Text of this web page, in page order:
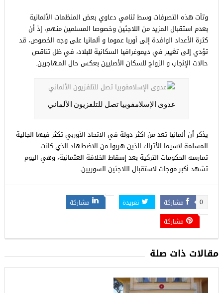
وتأت هذه التصرفات وسط تنامي دعاوي بعض المنظمات الألمانية
بعدم استقبال المزيد من اللاجئين وخصوصا المسلمين منهم، إذ أن
كثرة اﻷعداد الوافدة إلى أوربا عموما و ألمانيا على وجه الخصوص، قد
تؤدي إلى تغيير في ديموغرافيا السكانية للبلاد، في ظل تناقص
حالات الإنجاب و الزواج للسكان الأصليين بعكس حال المهاجرين.
عدوى الإسلامفوبيا تصل للتلفزيون الألماني
يذكر أن ألمانيا تعد من اكثر دولة في الاتحاد الأوربي تكثر فيها الجالية
المسلمة لاسيما الأتراك الذين هربوا من الاضطهاد الذي كانت
تمارسه الحكومات التركية بعد إسقاط الخلافة العثمانية، وهي اليوم
تشهد أكبر موجات لاستقبال اللاجئين السوريين.
مشاركة 0 تغريدة
مشاركة
مشاركة
مقالات ذات صلة